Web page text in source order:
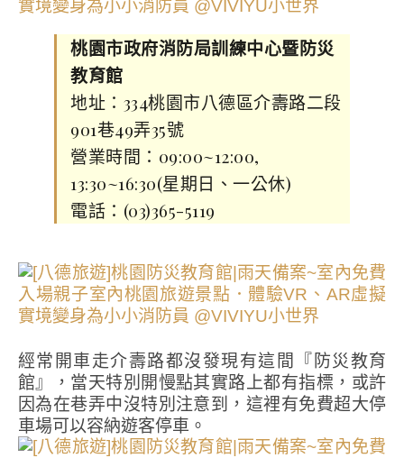
桃園市政府消防局訓練中心暨防災
教育館
地址：334桃園市八德區介壽路二段
901巷49弄35號
營業時間：09:00~12:00,
13:30~16:30(星期日、一公休)
電話：(03)365-5119
經常開車走介壽路都沒發現有這間『防災教育
館』，當天特別開慢點其實路上都有指標，或許
因為在巷弄中沒特別注意到，這裡有免費超大停
車場可以容納遊客停車。